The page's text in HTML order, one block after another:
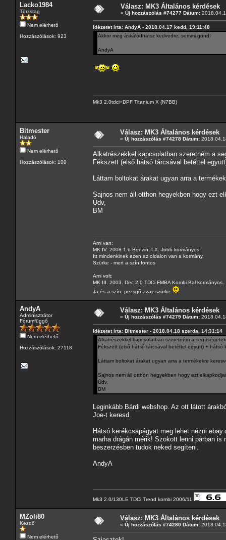
Lacko1984
Törzstag
Nem elérhető
Hozzászólások: 923
Válasz: MK3 Általános kérdések
« Új hozzászólás #74277 Dátum:
Idézetet írta: AndyA - 2018.04.17 kedd, 19:11:48
Akkor meg áskálódhatsz kedvedre, semmi gond!
AndyA
Mk3 2.0tdci+DPF Titanium X (N7BB)
Bitmester
Haladó
Nem elérhető
Hozzászólások: 100
Válasz: MK3 Általános kérdések
« Új hozzászólás #74278 Dátum:
Alkatrészekkel kapcsolatban szeretném a
Fékszett (első hátsó tárcsával betéttel
Láttam boltokat árakat ugyan arra a
Sajnos nem áll otthon hegyekben hogy ezt
Üdv,
BM
Ami van:
MK IV. 2008 1.6 Benzin. LX. Jobb kormányos.
Itt mindenkinek ezen az oldalon van a kormány.
Szürke - mert a szín fontos
Ami volt:
MK III. 2003. Dec 2.0 TDCi FMBA Kombi Bal kormányos.
Ja és a szín: pezsgő azaz szürke
AndyA
Adminisztrátor
Fórumfüggő
Nem elérhető
Hozzászólások: 27118
Válasz: MK3 Általános kérdések
« Új hozzászólás #74279 Dátum:
Idézetet írta: Bitmester - 2018.04.18 szerda, 14:31:14
Alkatrészekkel kapcsolatban szeretném a
Fékszett (első hátsó tárcsával betéttel együtt) +
Láttam boltokat árakat ugyan arra a termékekre
Sajnos nem áll otthon hegyekben hogy ezt
Üdv,
BM
Leginkább Bárdi webshop. Az ott látott
Joe-t keresd.
Hátsó kerékcsapágyat meg lehet nézni
marha drágán mérik! Szokott lenni párban
beszerzésben tudok neked segíteni.
AndyA
Mk3 2.0/130LE TDCi Trend kombi 2006/11
MZoli80
Kezdő
Nem elérhető
Válasz: MK3 Általános kérdések
« Új hozzászólás #74280 Dátum: